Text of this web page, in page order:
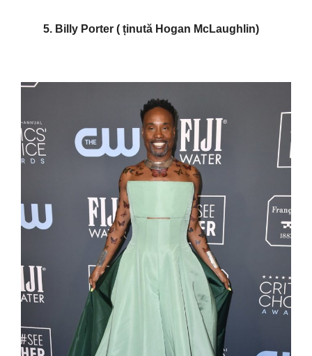
5. Billy Porter ( ținută Hogan McLaughlin)